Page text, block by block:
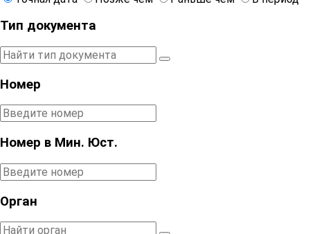
Тип документа
Номер
Номер в Мин. Юст.
Орган